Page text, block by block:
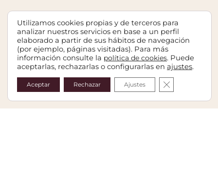
Utilizamos cookies propias y de terceros para
analizar nuestros servicios en base a un perfil
elaborado a partir de sus hábitos de navegación
(por ejemplo, páginas visitadas). Para más
información consulte la política de cookies. Puede
aceptarlas, rechazarlas o configurarlas en ajustes.
Aceptar Rechazar Ajustes Cerrar el